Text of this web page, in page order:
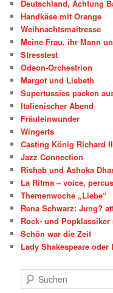
Deutschland, Achtung
Handkäse mit Orange
Weihnachtsmaitresse
Meine Frau, ihr Mann
Stresstest
Odeon-Orchestrion
Margot und Lisbeth
Supertussies packen
Italienischer Abend
Fräuleinwunder
Wingerts
Casting König Richard
Jazz Connection
Rishab und Ashoka
La Ritma – voice,
Themenwoche „Liebe“
Rena Schwarz: Jung?
Rock- und Popklassiker
Schön war die Zeit
Lady Shakespeare
u